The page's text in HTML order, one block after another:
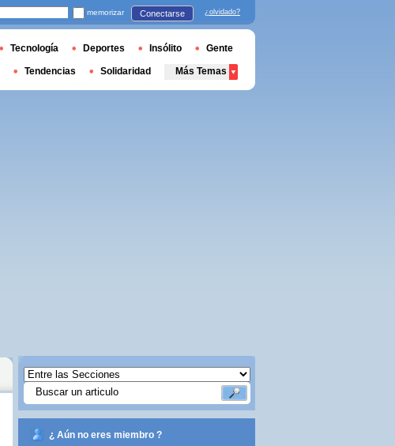
¿ Aún no eres miembro ?
memorizar Conectarse ¿olvidado?
Tecnología Deportes Insólito Gente
Tendencias Solidaridad Más Temas